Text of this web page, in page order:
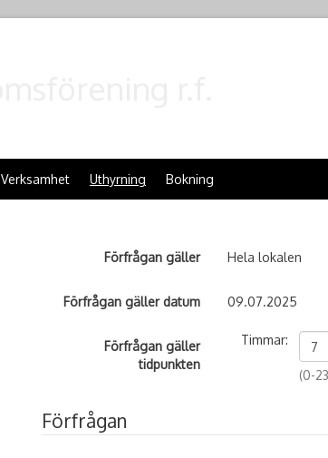
Verksamhet Uthyrning Bokning
Förfrågan gäller Hela lokalen
Förfrågan gäller datum 09.07.2025
Förfrågan gäller
tidpunkten
Timmar:
(0-
Förfrågan